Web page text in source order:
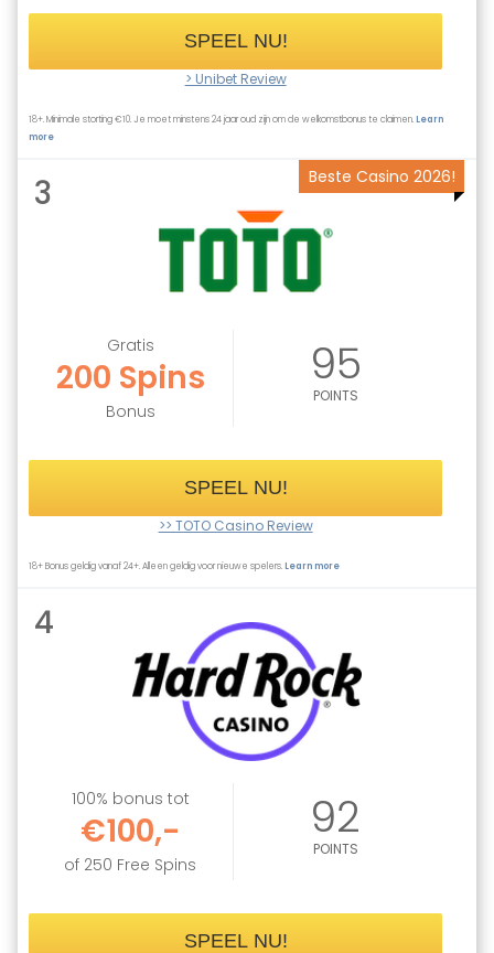
SPEEL NU!
> Unibet Review
18+. Minimale storting €10. Je moet minstens 24 jaar oud zijn om de welkomstbonus te claimen.Learn
more
Beste Casino 2026!
3
Gratis
200 Spins
Bonus
95
POINTS
SPEEL NU!
>> TOTO Casino Review
18+ Bonus geldig vanaf 24+. Alleen geldig voor nieuwe spelers.Learn more
4
100% bonus tot
€100,-
of 250 Free Spins
92
POINTS
SPEEL NU!